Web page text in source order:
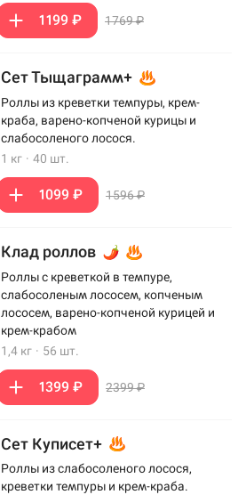
1199 ₽ 1769 ₽
Сет Тыщаграмм+
Роллы из креветки темпуры, крем-
краба, варено-копченой курицы и
слабосоленого лосося.
1 кг · 40 шт.
1099 ₽ 1596 ₽
Клад роллов
Роллы с креветкой в темпуре,
слабосоленым лососем, копченым
лососем, варено-копченой курицей и
крем-крабом
1,4 кг · 56 шт.
1399 ₽ 2399 ₽
Сет Куписет+
Роллы из слабосоленого лосося,
креветки темпуры и крем-краба.